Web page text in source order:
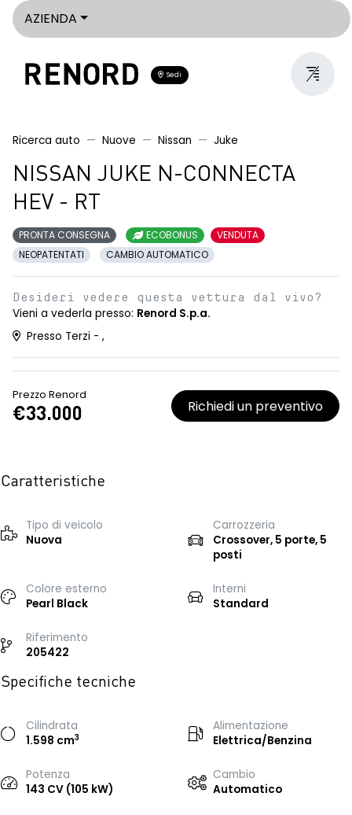
AZIENDA
Sedi
Ricerca auto Nuove Nissan Juke
NISSAN JUKE N-CONNECTA
HEV - RT
PRONTA CONSEGNA ECOBONUS
VENDUTA
NEOPATENTATI
CAMBIO AUTOMATICO
Desideri vedere questa vettura dal vivo?
Vieni a vederla presso: Renord S.p.a.
Presso Terzi - ,
Prezzo Renord
€33.000 Richiedi un preventivo
Caratteristiche
Tipo di veicolo
Nuova
Carrozzeria
Crossover, 5 porte, 5
posti
Colore esterno
Pearl Black
Interni
Standard
Riferimento
205422
Specifiche tecniche
Cilindrata
1.598 cm3
Alimentazione
Elettrica/Benzina
Potenza
143 CV (105 kW)
Cambio
Automatico